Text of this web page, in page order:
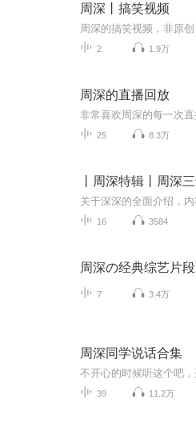
周深丨搞笑视频
2 1.9万
周深的直播回放
25 8.3万
16 3584
周深の经典综艺片段
7 3.4万
周深同学说话合集
39 11.2万